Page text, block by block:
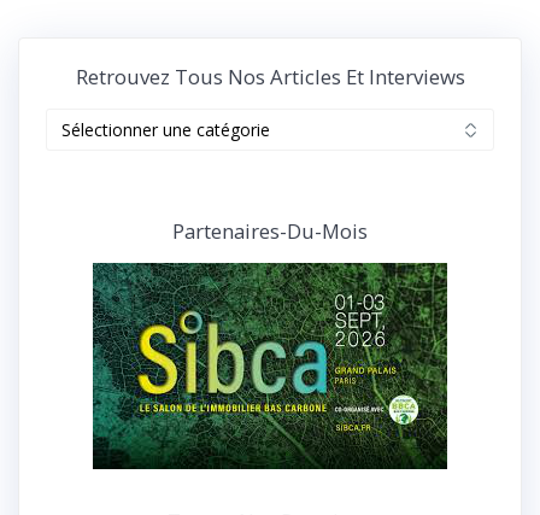
Retrouvez Tous Nos Articles Et Interviews
interviews
Partenaires-Du-Mois